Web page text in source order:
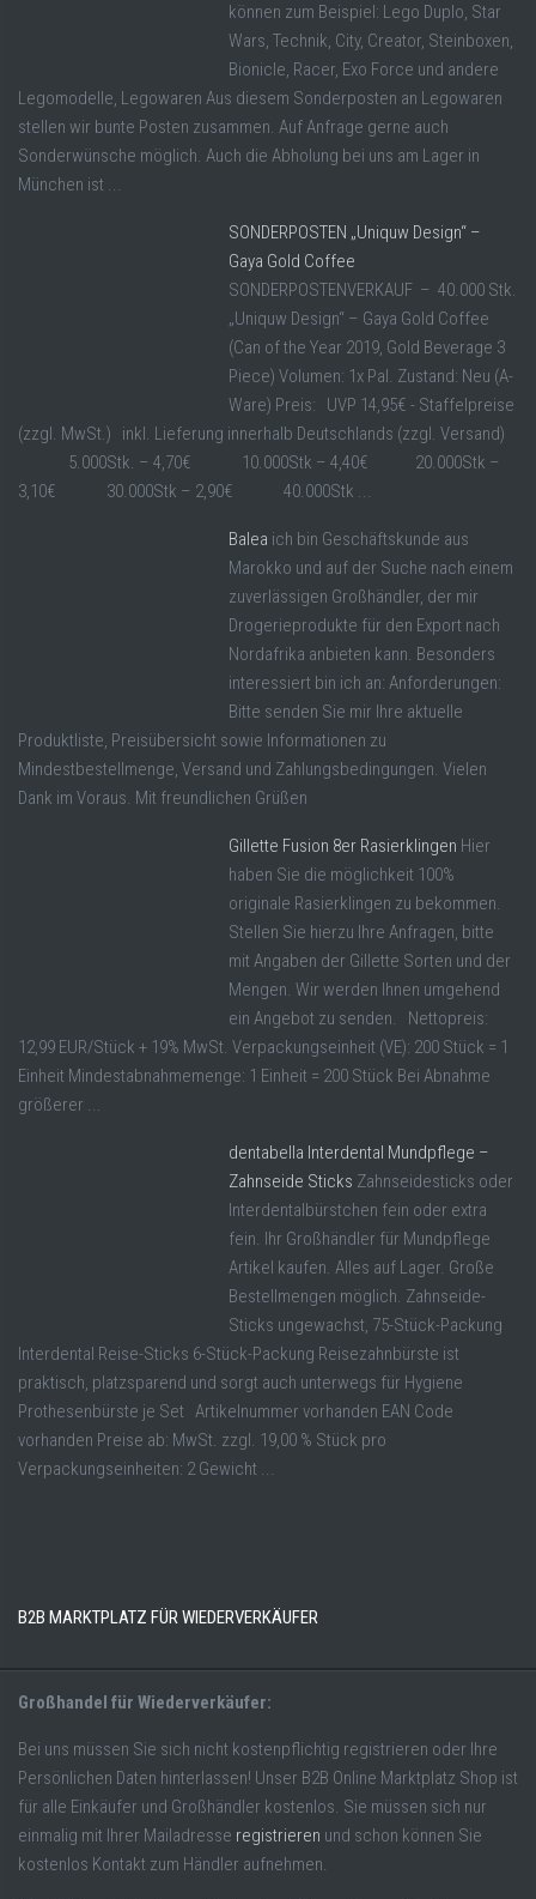
können zum Beispiel: Lego Duplo, Star
Wars, Technik, City, Creator, Steinboxen,
Bionicle, Racer, Exo Force und andere
Legomodelle, Legowaren Aus diesem Sonderposten an Legowaren
stellen wir bunte Posten zusammen. Auf Anfrage gerne auch
Sonderwünsche möglich. Auch die Abholung bei uns am Lager in
München ist ...
SONDERPOSTEN „Uniquw Design“ –
Gaya Gold Coffee
SONDERPOSTENVERKAUF – 40.000 Stk.
„Uniquw Design“ – Gaya Gold Coffee
(Can of the Year 2019, Gold Beverage 3
Piece) Volumen: 1x Pal. Zustand: Neu (A-
Ware) Preis: UVP 14,95€ - Staffelpreise
(zzgl. MwSt.) inkl. Lieferung innerhalb Deutschlands (zzgl. Versand)
5.000Stk. – 4,70€ 10.000Stk – 4,40€ 20.000Stk –
3,10€ 30.000Stk – 2,90€ 40.000Stk ...
Balea ich bin Geschäftskunde aus
Marokko und auf der Suche nach einem
zuverlässigen Großhändler, der mir
Drogerieprodukte für den Export nach
Nordafrika anbieten kann. Besonders
interessiert bin ich an: Anforderungen:
Bitte senden Sie mir Ihre aktuelle
Produktliste, Preisübersicht sowie Informationen zu
Mindestbestellmenge, Versand und Zahlungsbedingungen. Vielen
Dank im Voraus. Mit freundlichen Grüßen
Gillette Fusion 8er Rasierklingen Hier
haben Sie die möglichkeit 100%
originale Rasierklingen zu bekommen.
Stellen Sie hierzu Ihre Anfragen, bitte
mit Angaben der Gillette Sorten und der
Mengen. Wir werden Ihnen umgehend
ein Angebot zu senden. Nettopreis:
12,99 EUR/Stück + 19% MwSt. Verpackungseinheit (VE): 200 Stück = 1
Einheit Mindestabnahmemenge: 1 Einheit = 200 Stück Bei Abnahme
größerer ...
dentabella Interdental Mundpflege –
Zahnseide Sticks Zahnseidesticks oder
Interdentalbürstchen fein oder extra
fein. Ihr Großhändler für Mundpflege
Artikel kaufen. Alles auf Lager. Große
Bestellmengen möglich. Zahnseide-
Sticks ungewachst, 75-Stück-Packung
Interdental Reise-Sticks 6-Stück-Packung Reisezahnbürste ist
praktisch, platzsparend und sorgt auch unterwegs für Hygiene
Prothesenbürste je Set Artikelnummer vorhanden EAN Code
vorhanden Preise ab: MwSt. zzgl. 19,00 % Stück pro
Verpackungseinheiten: 2 Gewicht ...
B2B MARKTPLATZ FÜR WIEDERVERKÄUFER
Großhandel für Wiederverkäufer:
Bei uns müssen Sie sich nicht kostenpflichtig registrieren oder Ihre
Persönlichen Daten hinterlassen! Unser B2B Online Marktplatz Shop ist
für alle Einkäufer und Großhändler kostenlos. Sie müssen sich nur
einmalig mit Ihrer Mailadresse registrieren und schon können Sie
kostenlos Kontakt zum Händler aufnehmen.